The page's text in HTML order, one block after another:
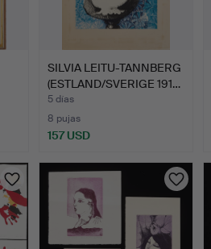
SILVIA LEITU-TANNBERG
(ESTLAND/SVERIGE 191…
5 días
8 pujas
157 USD